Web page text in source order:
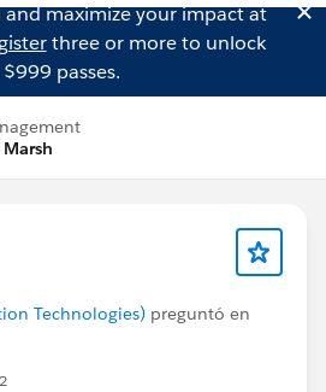
maximize your impact at
three or more to unlock
$999 passes.
Technologies) preguntó en